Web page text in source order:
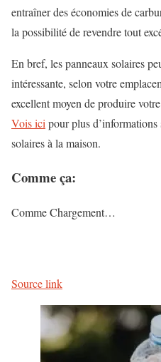
entraîner des économies de
la possibilité de revendre tout
En bref, les panneaux solaires
intéressante, selon votre
excellent moyen de produire
Vois ici pour plus
solaires à la maison.
Comme ça:
CommeChargement…
Source link